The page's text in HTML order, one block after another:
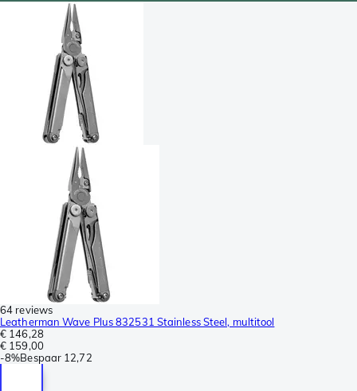
64 reviews
Leatherman Wave Plus 832531 Stainless Steel, multitool
€ 146,28
€ 159,00
-8%Bespaar 12,72